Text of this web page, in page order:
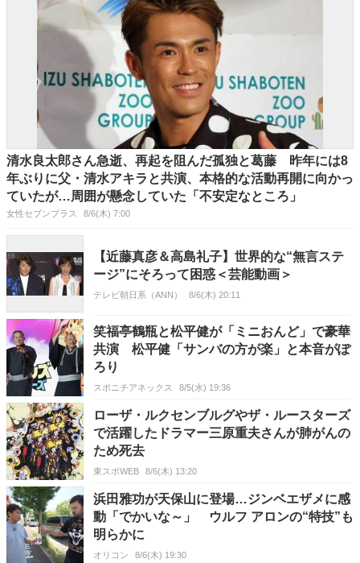
清水良太郎さん急逝、再起を阻んだ孤独と葛藤 昨年には8
年ぶりに父・清水アキラと共演、本格的な活動再開に向かっ
ていたが…周囲が懸念していた「不安定なところ」
女性セブンプラス 8/6(木) 7:00
【近藤真彦＆高島礼子】世界的な“無言ステ
ージ”にそろって困惑＜芸能動画＞
テレビ朝日系（ANN） 8/6(木) 20:11
笑福亭鶴瓶と松平健が「ミニおんど」で豪華
共演 松平健「サンバの方が楽」と本音がぽ
ろり
スポニチアネックス 8/5(水) 19:36
ローザ・ルクセンブルグやザ・ルースターズ
で活躍したドラマー三原重夫さんが肺がんの
ため死去
東スポWEB 8/6(木) 13:20
浜田雅功が天保山に登場…ジンベエザメに感
動「でかいな～」 ウルフ アロンの“特技”も
明らかに
オリコン 8/6(木) 19:30